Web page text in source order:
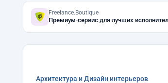
Freelance.Boutique
Премиум-сервис для лучших
Архитектура и Дизайн интерьеров